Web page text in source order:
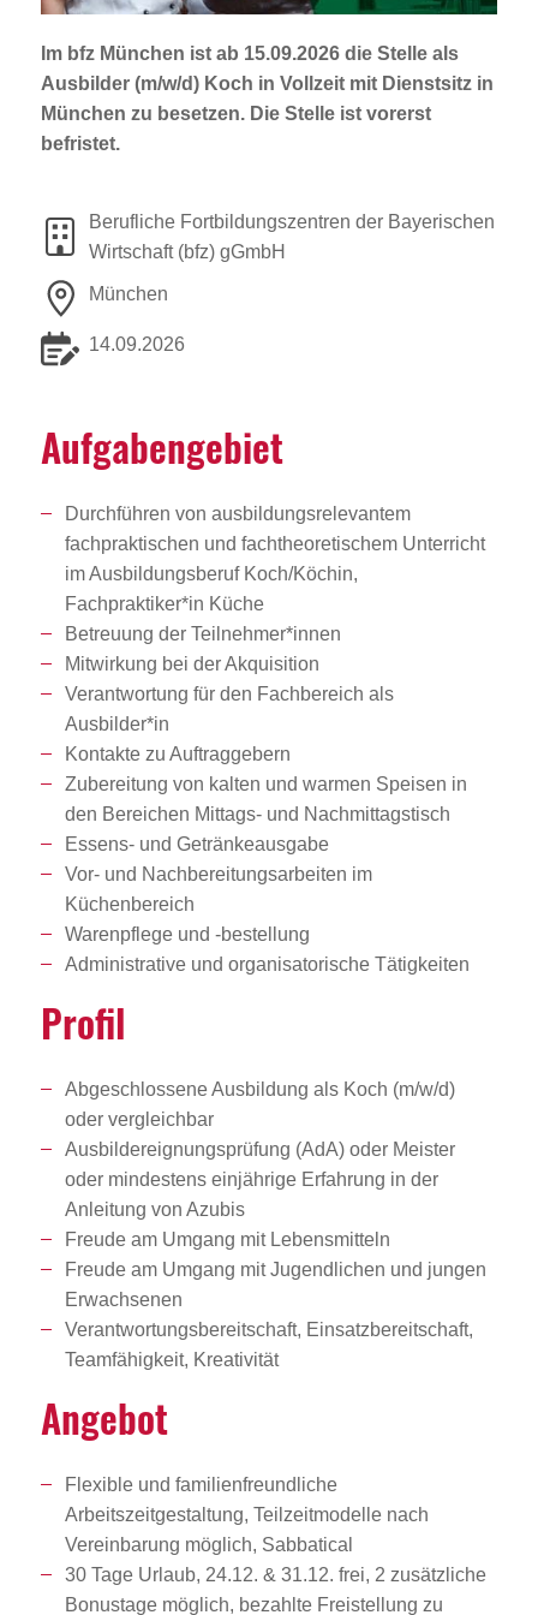
Jobportal
Presse und Medien
bbw e. V.
Karriere
Presse
Im bfz München ist ab 15.09.2026 die Stelle als
Ausbilder (m/w/d) Koch in Vollzeit mit Dienstsitz in
München zu besetzen. Die Stelle ist vorerst
befristet.
Berufliche Fortbildungszentren der Bayerischen
Wirtschaft (bfz) gGmbH
München
14.09.2026
Aufga­ben­ge­biet
Durchführen von ausbildungsrelevantem
fachpraktischen und fachtheoretischem Unterricht
im Ausbildungsberuf Koch/Köchin,
Fachpraktiker*in Küche
Betreuung der Teilnehmer*innen
Mitwirkung bei der Akquisition
Verantwortung für den Fachbereich als
Ausbilder*in
Kontakte zu Auftraggebern
Zubereitung von kalten und warmen Speisen in
den Bereichen Mittags- und Nachmittagstisch
Essens- und Getränkeausgabe
Vor- und Nachbereitungsarbeiten im
Küchenbereich
Warenpflege und -bestellung
Administrative und organisatorische Tätigkeiten
Profil
Abgeschlossene Ausbildung als Koch (m/w/d)
oder vergleichbar
Ausbildereignungsprüfung (AdA) oder Meister
oder mindestens einjährige Erfahrung in der
Anleitung von Azubis
Freude am Umgang mit Lebensmitteln
Freude am Umgang mit Jugendlichen und jungen
Erwachsenen
Verantwortungsbereitschaft, Einsatzbereitschaft,
Teamfähigkeit, Kreativität
Angebot
Flexible und familienfreundliche
Arbeitszeitgestaltung, Teilzeitmodelle nach
Vereinbarung möglich, Sabbatical
30 Tage Urlaub, 24.12. & 31.12. frei, 2 zusätzliche
Bonustage möglich, bezahlte Freistellung zu